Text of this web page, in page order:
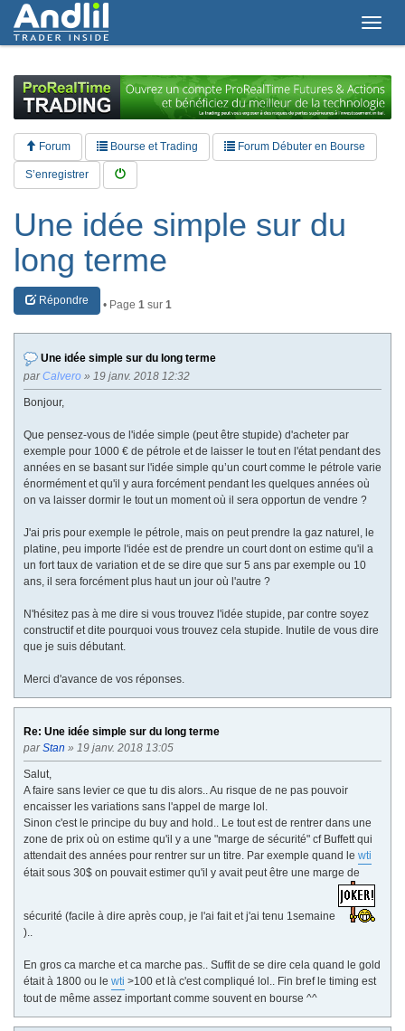
T
g
l
e
n
a
Forum Bourse et Trading Forum Débuter en Bourse
S’enregistrer
Une idée simple sur du
long terme
Répondre • Page 1 sur 1
Une idée simple sur du long terme
parCalvero » 19 janv. 2018 12:32
Bonjour,
Que pensez-vous de l'idée simple (peut être stupide) d'acheter par
exemple pour 1000 € de pétrole et de laisser le tout en l'état pendant des
années en se basant sur l'idée simple qu’un court comme le pétrole varie
énormément et qu'il y aura forcément pendant les quelques années où
on va laisser dormir le tout un moment où il sera opportun de vendre ?
J'ai pris pour exemple le pétrole, mais on peut prendre la gaz naturel, le
platine, peu importe l'idée est de prendre un court dont on estime qu'il a
un fort taux de variation et de se dire que sur 5 ans par exemple ou 10
ans, il sera forcément plus haut un jour où l'autre ?
N'hésitez pas à me dire si vous trouvez l'idée stupide, par contre soyez
constructif et dite pourquoi vous trouvez cela stupide. Inutile de vous dire
que je suis débutant.
Merci d'avance de vos réponses.
Re: Une idée simple sur du long terme
parStan » 19 janv. 2018 13:05
Salut,
A faire sans levier ce que tu dis alors.. Au risque de ne pas pouvoir
encaisser les variations sans l'appel de marge lol.
Sinon c'est le principe du buy and hold.. Le tout est de rentrer dans une
zone de prix où on estime qu'il y a une "marge de sécurité" cf Buffett qui
attendait des années pour rentrer sur un titre. Par exemple quand le wti
était sous 30$ on pouvait estimer qu'il y avait peut être une marge de
sécurité (facile à dire après coup, je l'ai fait et j'ai tenu 1semaine
)..
En gros ca marche et ca marche pas.. Suffit de se dire cela quand le gold
était à 1800 ou le wti >100 et là c'est compliqué lol.. Fin bref le timing est
tout de même assez important comme souvent en bourse ^^